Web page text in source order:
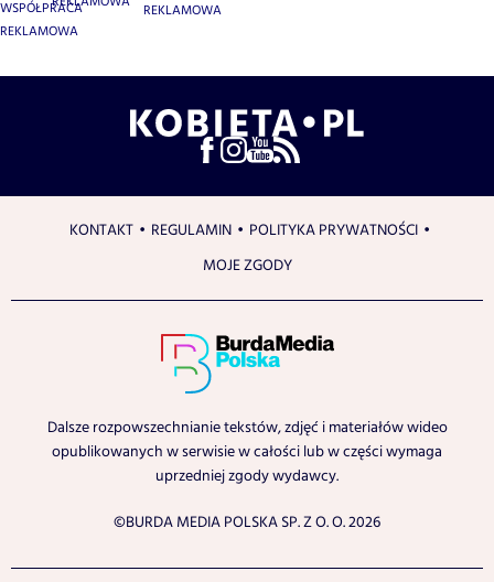
WSPÓŁPRACA
REKLAMOWA
REKLAMOWA
KONTAKT REGULAMIN
POLITYKA PRYWATNOŚCI
MOJE ZGODY
Dalsze rozpowszechnianie tekstów, zdjęć i materiałów wideo
opublikowanych w serwisie w całości lub w części wymaga
uprzedniej zgody wydawcy.
©BURDA MEDIA POLSKA SP. Z O. O. 2026